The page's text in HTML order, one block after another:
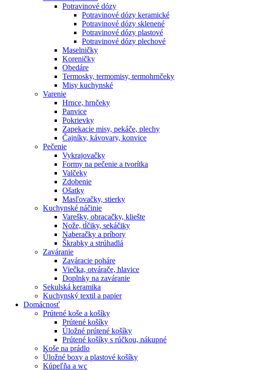
Potravinové dózy
Potravinové dózy keramické
Potravinové dózy sklenené
Potravinové dózy plastové
Potravinové dózy plechové
Maselničky
Koreničky
Obedáre
Termosky, termomisy, termohrnčeky
Misy kuchynské
Varenie
Hrnce, hrnčeky
Panvice
Pokrievky
Zapekacie misy, pekáče, plechy
Čajníky, kávovary, konvice
Pečenie
Vykrajovačky
Formy na pečenie a tvorítka
Valčeky
Zdobenie
Ošatky
Masľovačky, stierky
Kuchynské náčinie
Varešky, obracačky, kliešte
Nože, tĺčiky, sekáčiky
Naberačky a príbory
Škrabky a strúhadlá
Zaváranie
Zaváracie poháre
Viečka, otvárače, hlavice
Doplnky na zaváranie
Sekulská keramika
Kuchynský textil a papier
Domácnosť
Prútené koše a košíky
Prútené košíky
Úložné prútené košíky
Prútené košíky s rúčkou, nákupné
Koše na prádlo
Úložné boxy a plastové košíky
Kúpeľňa a wc